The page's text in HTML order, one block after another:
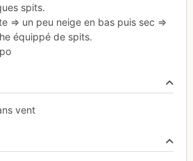
spits.
=> un peu neige en bas puis sec =>
équippé de spits.
vent